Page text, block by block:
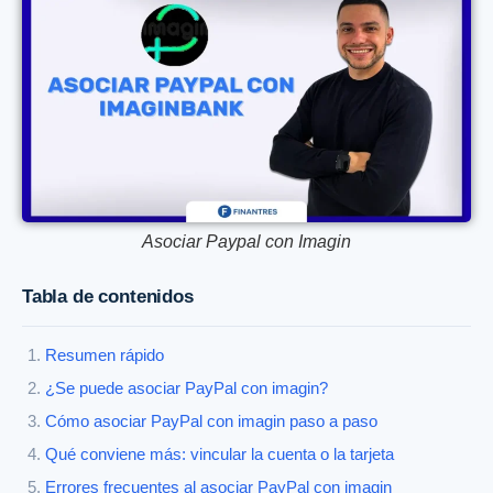
Asociar Paypal con Imagin
Tabla de contenidos
Resumen rápido
¿Se puede asociar PayPal con imagin?
Cómo asociar PayPal con imagin paso a paso
Qué conviene más: vincular la cuenta o la tarjeta
Errores frecuentes al asociar PayPal con imagin